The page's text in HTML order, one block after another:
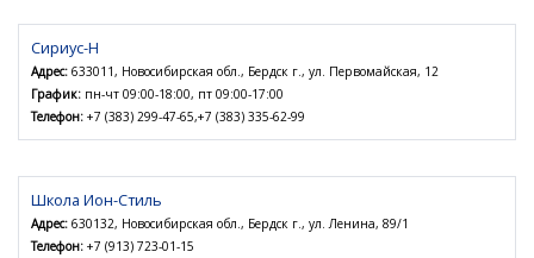
Сириус-Н
Адрес: 633011, Новосибирская обл., Бердск г., ул. Первомайская, 12
График: пн-чт 09:00-18:00, пт 09:00-17:00
Телефон: +7 (383) 299-47-65,+7 (383) 335-62-99
Школа Ион-Стиль
Адрес: 630132, Новосибирская обл., Бердск г., ул. Ленина, 89/1
Телефон: +7 (913) 723-01-15